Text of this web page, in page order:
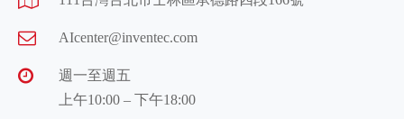
AIcenter@inventec.com
週一至週五
上午10:00 – 下午18:00